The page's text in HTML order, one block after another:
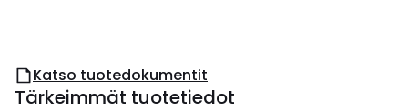
Katso tuotedokumentit
Tärkeimmät tuotetiedot